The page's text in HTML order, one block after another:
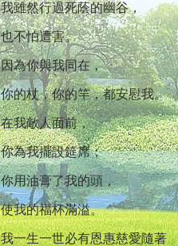
我雖然行過死蔭的幽谷，
也不怕遭害。
因為你與我同在，
你的杖，你的竿，都安慰我。
在我敵人面前，
你為我擺設筵席；
你用油膏了我的頭，
使我的福杯滿溢。
我一生一世必有恩惠慈愛隨著